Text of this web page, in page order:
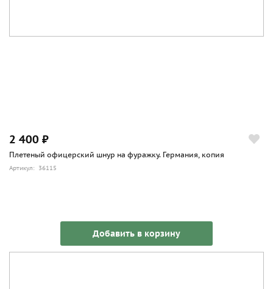
2 400 ₽
Плетеный офицерский шнур на фуражку. Германия, копия
Артикул: 36115
Добавить в корзину